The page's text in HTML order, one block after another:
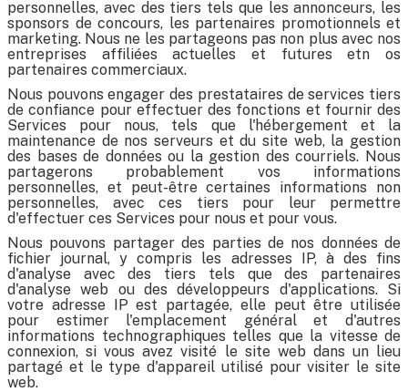
personnelles, avec des tiers tels que les annonceurs, les
sponsors de concours, les partenaires promotionnels et
marketing. Nous ne les partageons pas non plus avec nos
entreprises affiliées actuelles et futures etn os
partenaires commerciaux.
Nous pouvons engager des prestataires de services tiers
de confiance pour effectuer des fonctions et fournir des
Services pour nous, tels que l'hébergement et la
maintenance de nos serveurs et du site web, la gestion
des bases de données ou la gestion des courriels. Nous
partagerons probablement vos informations
personnelles, et peut-être certaines informations non
personnelles, avec ces tiers pour leur permettre
d'effectuer ces Services pour nous et pour vous.
Nous pouvons partager des parties de nos données de
fichier journal, y compris les adresses IP, à des fins
d'analyse avec des tiers tels que des partenaires
d'analyse web ou des développeurs d'applications. Si
votre adresse IP est partagée, elle peut être utilisée
pour estimer l'emplacement général et d'autres
informations technographiques telles que la vitesse de
connexion, si vous avez visité le site web dans un lieu
partagé et le type d'appareil utilisé pour visiter le site
web.